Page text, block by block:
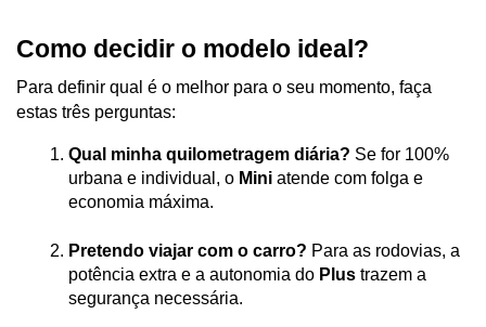
Como decidir o modelo ideal?
Para definir qual é o melhor para o seu momento, faça
estas três perguntas:
Qual minha quilometragem diária? Se for 100%
urbana e individual, o Mini atende com folga e
economia máxima.
Pretendo viajar com o carro? Para as rodovias, a
potência extra e a autonomia do Plus trazem a
segurança necessária.